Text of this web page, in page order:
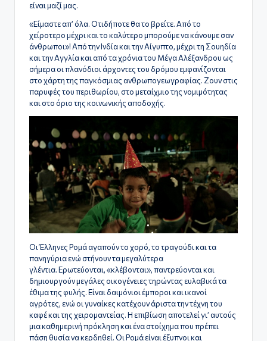
είναι μαζί μας.
«Είμαστε απ’ όλα. Οτιδήποτε θα το βρείτε. Από το
χείροτερο μέχρι και το καλύτερο μπορούμε να κάνουμε σαν
άνθρωποι»! Από την Ινδία και την Αίγυπτο, μέχρι τη Σουηδία
και την Αγγλία και από τα χρόνια του Μέγα Αλέξανδρου ως
σήμερα οι πλανόδιοι άρχοντες του δρόμου εμφανίζονται
στο χάρτη της παγκόσμιας ανθρωπογεωγραφίας. Ζουν στις
παρυφές του περιθωρίου, στο μεταίχμιο της νομιμότητας
και στο όριο της κοινωνικής αποδοχής.
Οι Έλληνες Ρομά αγαπούν το χορό, το τραγούδι και τα
πανηγύρια ενώ στήνουν τα μεγαλύτερα
γλέντια. Ερωτεύονται, «κλέβονται», παντρεύονται και
δημιουργούν μεγάλες οικογένειες τηρώντας ευλαβικά τα
έθιμα της φυλής. Είναι δαιμόνιοι έμποροι και ικανοί
αγρότες, ενώ οι γυναίκες κατέχουν άριστα την τέχνη του
καφέ και της χειρομαντείας. Η επιβίωση αποτελεί γι’ αυτούς
μια καθημερινή πρόκληση και ένα στοίχημα που πρέπει
πάση θυσία να κερδηθεί. Οι Ρομά είναι έξυπνοι και